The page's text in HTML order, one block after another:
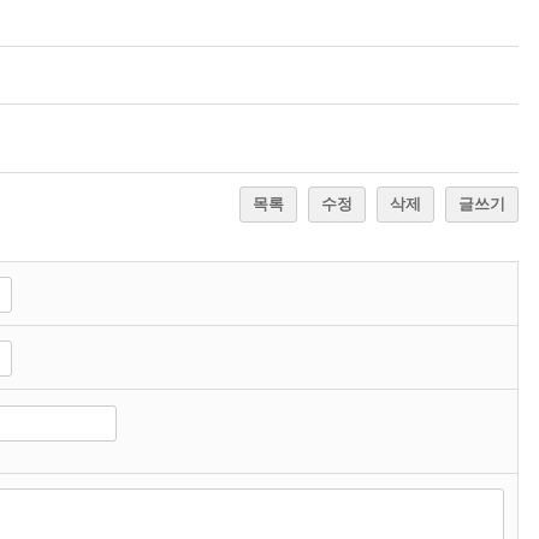
목록 수정 삭제 글쓰기